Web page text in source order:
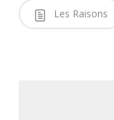
Les Raisons